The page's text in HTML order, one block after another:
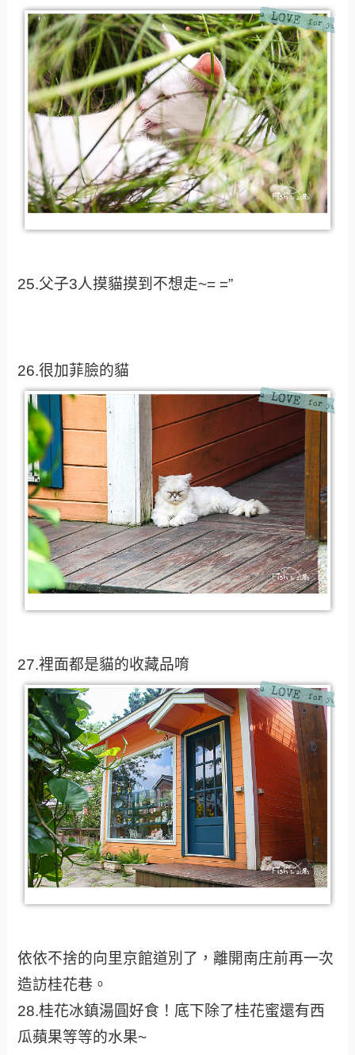
25.父子3人摸貓摸到不想走~= =”
26.很加菲臉的貓
27.裡面都是貓的收藏品唷